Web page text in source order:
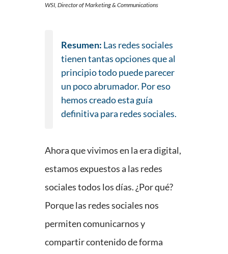
WSI, Director of Marketing & Communications
Resumen: Las redes sociales
tienen tantas opciones que al
principio todo puede parecer
un poco abrumador. Por eso
hemos creado esta guía
definitiva para redes sociales.
Ahora que vivimos en la era digital,
estamos expuestos a las redes
sociales todos los días. ¿Por qué?
Porque las redes sociales nos
permiten comunicarnos y
compartir contenido de forma